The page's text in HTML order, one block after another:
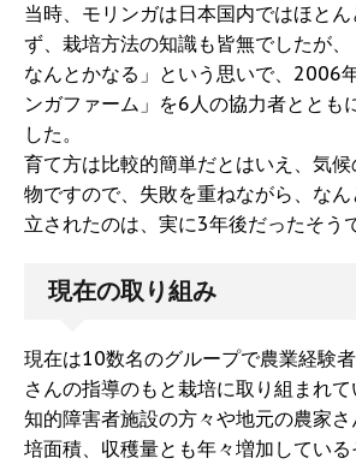
当時、モリンガは日本国内ではほと
ず、栽培方法の知識も皆無でしたが
なんとかなる」という思いで、2006
ンガファーム」を6人の協力者ととも
した。
育て方は比較的簡単だとはいえ、気
物ですので、失敗を重ねながら、な
立されたのは、実に3年後だったそう
現在の取り組み
現在は10数名のグループで農業経験
さんの指導のもと栽培に取り組まれて
知的障害者施設の方々や地元の農家
培面積、収穫量とも年々増加している